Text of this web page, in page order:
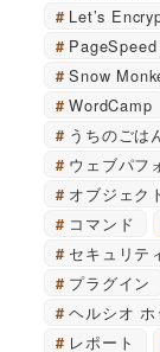
Let’s
Snow
WordCamp
うちのごは
ウェブパフ
オブジェク
コマンド
セキュリテ
プラグイン
ヘルシオ ホ
レポート